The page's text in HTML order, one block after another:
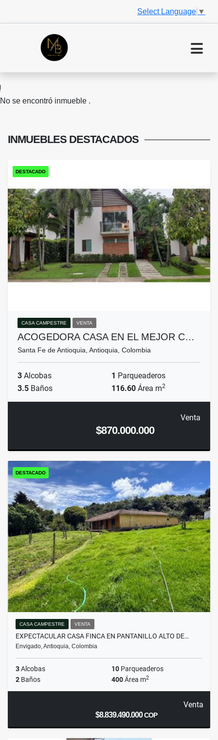
Select Language ▼
No se encontró inmueble .
INMUEBLES DESTACADOS
DESTACADO
CASA CAMPESTRE VENTA
ACOGEDORA CASA EN EL MEJOR C…
Santa Fe de Antioquia, Antioquia, Colombia
3 Alcobas 1 Parqueaderos
3.5 Baños 116.60 Área m2
Venta
$870.000.000
DESTACADO
CASA CAMPESTRE VENTA
EXPECTACULAR CASA FINCA EN PANTANILLO ALTO DE…
Envigado, Antioquia, Colombia
3Alcobas 10 Parqueaderos
2 Baños 400Área m2
Venta
$8.839.490.000COP